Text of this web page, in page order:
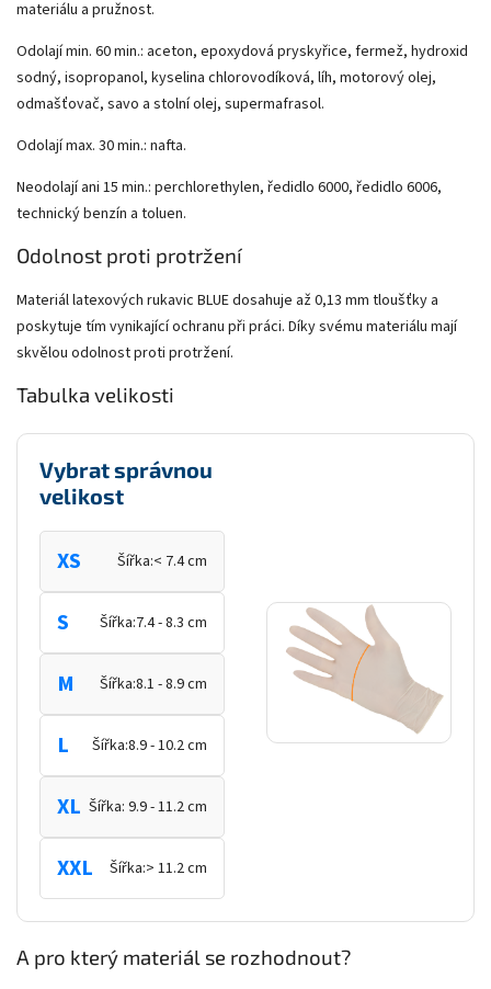
materiálu a pružnost.
Odolají min. 60 min.: aceton, epoxydová pryskyřice, fermež, hydroxid
sodný, isopropanol, kyselina chlorovodíková, líh, motorový olej,
odmašťovač, savo a stolní olej, supermafrasol.
Odolají max. 30 min.: nafta.
Neodolají ani 15 min.: perchlorethylen, ředidlo 6000, ředidlo 6006,
technický benzín a toluen.
Odolnost proti protržení
Materiál latexových rukavic BLUE dosahuje až 0,13 mm tloušťky a
poskytuje tím vynikající ochranu při práci. Díky svému materiálu mají
skvělou odolnost proti protržení.
Tabulka velikosti
Vybrat správnou
velikost
XS Šířka:< 7.4 cm
S Šířka:7.4 - 8.3 cm
M Šířka:8.1 - 8.9 cm
L Šířka:8.9 - 10.2 cm
XL Šířka:9.9 - 11.2 cm
XXL Šířka:> 11.2 cm
A pro který materiál se rozhodnout?